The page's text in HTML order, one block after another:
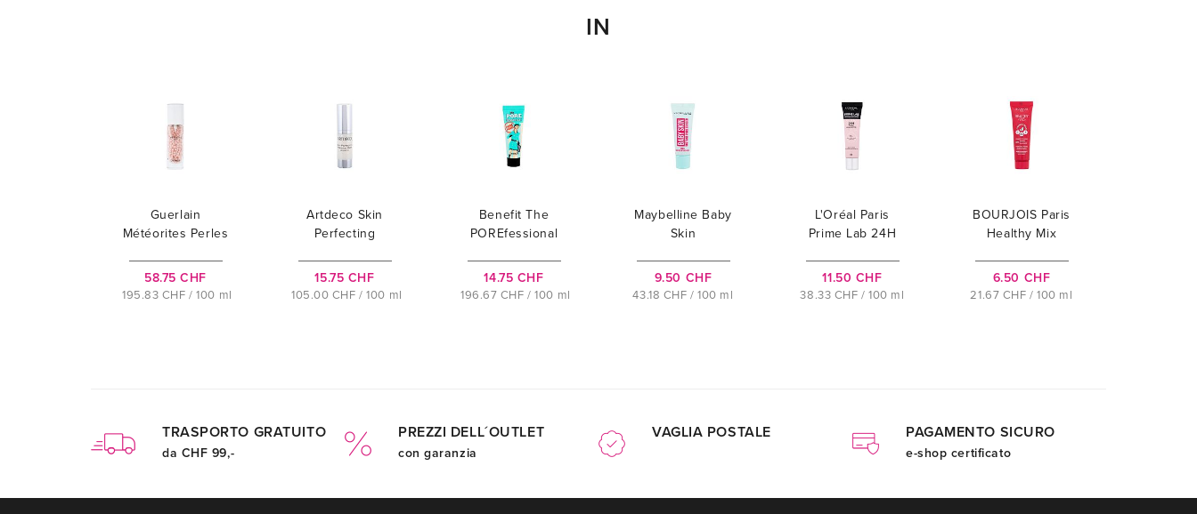
IN
Guerlain
Météorites Perles
58.75 CHF
195.83 CHF / 100 ml
Artdeco Skin
Perfecting
15.75 CHF
105.00 CHF / 100 ml
Benefit The
POREfessional
14.75 CHF
196.67 CHF / 100 ml
Maybelline Baby
Skin
9.50 CHF
43.18 CHF / 100 ml
L'Oréal Paris
Prime Lab 24H
11.50 CHF
38.33 CHF / 100 ml
BOURJOIS Paris
Healthy Mix
Hydrating Primer
6.50 CHF
21.67 CHF / 100 ml
TRASPORTO GRATUITO
da CHF 99,-
PREZZI DELL´OUTLET
con garanzia
VAGLIA POSTALE PAGAMENTO SICURO
e-shop certificato